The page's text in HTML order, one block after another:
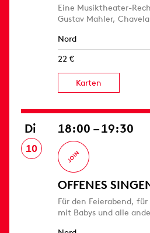
Eine Musiktheater-
Gustav Mahler,
Nord
22 €
Karten
Di
10
18:00 – 19:30
OFFENES
Für den Feierabend,
mit Babys und alle